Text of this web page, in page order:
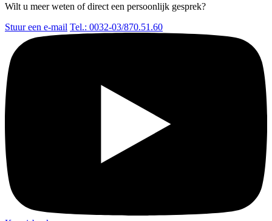
Wilt u meer weten of direct een persoonlijk gesprek?
Stuur een e-mail Tel.: 0032-03/870.51.60